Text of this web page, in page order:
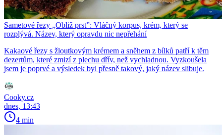
Sametové řezy „Obliž prst”: Vláčný korpus, krém, který se
rozplývá. Název, který opravdu nic nepřehání
Kakaové řezy s žloutkovým krémem a sněhem z bílků patří k těm
dezertům, které zmizí z plechu dřív, než vychladnou. Vyzkoušela
jsem je poprvé a výsledek byl přesně takový, jaký název slibuje.
Cooky.cz
dnes, 13:43
4 min